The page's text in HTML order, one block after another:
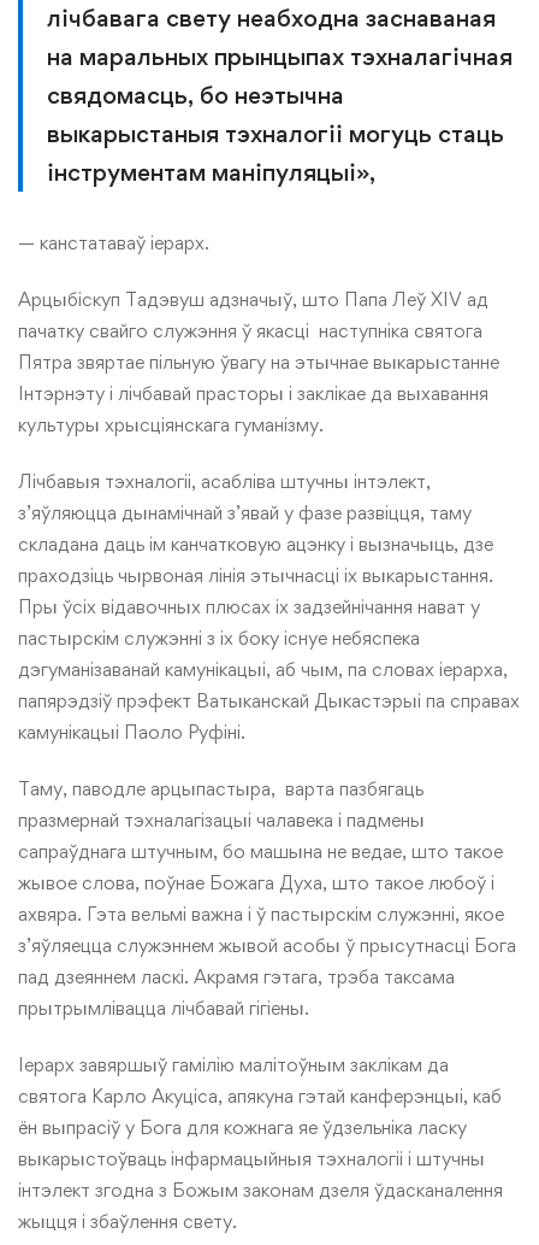
лічбавага свету неабходна заснаваная
на маральных прынцыпах тэхналагічная
свядомасць, бо неэтычна
выкарыстаныя тэхналогіі могуць стаць
інструментам маніпуляцыі»,
— канстатаваў іерарх.
Арцыбіскуп Тадэвуш адзначыў, што Папа Леў XIV ад
пачатку свайго служэння ў якасці наступніка святога
Пятра звяртае пільную ўвагу на этычнае выкарыстанне
Інтэрнэту і лічбавай прасторы і заклікае да выхавання
культуры хрысціянскага гуманізму.
Лічбавыя тэхналогіі, асабліва штучны інтэлект,
з’яўляюцца дынамічнай з’явай у фазе развіцця, таму
складана даць ім канчатковую ацэнку і вызначыць, дзе
праходзіць чырвоная лінія этычнасці іх выкарыстання.
Пры ўсіх відавочных плюсах іх задзейнічання нават у
пастырскім служэнні з іх боку існуе небяспека
дэгуманізаванай камунікацыі, аб чым, па словах іерарха,
папярэдзіў прэфект Ватыканскай Дыкастэрыі па справах
камунікацыі Паоло Руфіні.
Таму, паводле арцыпастыра, варта пазбягаць
празмернай тэхналагізацыі чалавека і падмены
сапраўднага штучным, бо машына не ведае, што такое
жывое слова, поўнае Божага Духа, што такое любоў і
ахвяра. Гэта вельмі важна і ў пастырскім служэнні, якое
з’яўляецца служэннем жывой асобы ў прысутнасці Бога
пад дзеяннем ласкі. Акрамя гэтага, трэба таксама
прытрымлівацца лічбавай гігіены.
Іерарх завяршыў гамілію малітоўным заклікам да
святога Карло Акуціса, апякуна гэтай канферэнцыі, каб
ён выпрасіў у Бога для кожнага яе ўдзельніка ласку
выкарыстоўваць інфармацыйныя тэхналогіі і штучны
інтэлект згодна з Божым законам дзеля ўдасканалення
жыцця і збаўлення свету.